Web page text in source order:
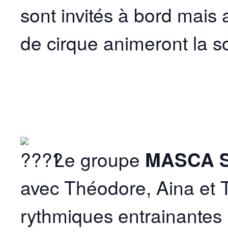
sont invités à bord mais
de cirque animeront la
Le groupe MASCA
avec Théodore, Aina et
rythmiques entrainantes